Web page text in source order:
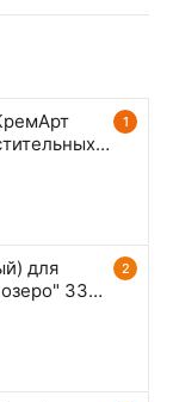
1
2
для
33%